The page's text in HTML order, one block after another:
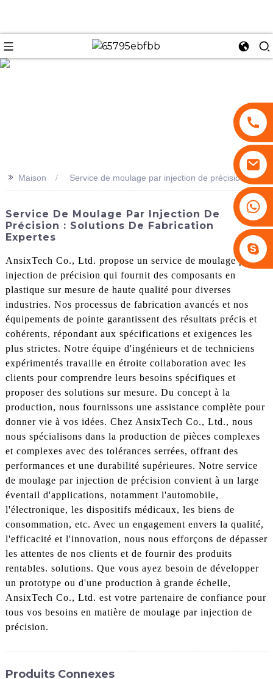
>> Maison Service de moulage par injection de précision
Service De Moulage Par Injection De
Précision : Solutions De Fabrication
Expertes
AnsixTech Co., Ltd. propose un service de moulage par
injection de précision qui fournit des composants en
plastique sur mesure de haute qualité pour diverses
industries. Nos processus de fabrication avancés et nos
équipements de pointe garantissent des résultats précis et
cohérents, répondant aux spécifications et exigences les
plus strictes. Notre équipe d'ingénieurs et de techniciens
expérimentés travaille en étroite collaboration avec les
clients pour comprendre leurs besoins spécifiques et
proposer des solutions sur mesure. Du concept à la
production, nous fournissons une assistance complète pour
donner vie à vos idées. Chez AnsixTech Co., Ltd., nous
nous spécialisons dans la production de pièces complexes
et complexes avec des tolérances serrées, offrant des
performances et une durabilité supérieures. Notre service
de moulage par injection de précision convient à un large
éventail d'applications, notamment l'automobile,
l'électronique, les dispositifs médicaux, les biens de
consommation, etc. Avec un engagement envers la qualité,
l'efficacité et l'innovation, nous nous efforçons de dépasser
les attentes de nos clients et de fournir des produits
rentables. solutions. Que vous ayez besoin de développer
un prototype ou d'une production à grande échelle,
AnsixTech Co., Ltd. est votre partenaire de confiance pour
tous vos besoins en matière de moulage par injection de
précision.
Produits Connexes